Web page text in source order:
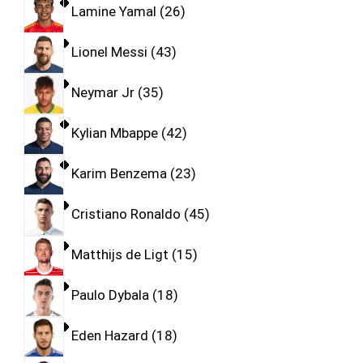
Lamine Yamal 26
Lionel Messi 43
Neymar Jr 35
Kylian Mbappe 42
Karim Benzema 23
Cristiano Ronaldo 45
Matthijs de Ligt 15
Paulo Dybala 18
Eden Hazard 18